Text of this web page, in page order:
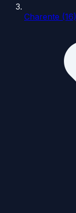
Charente (16)